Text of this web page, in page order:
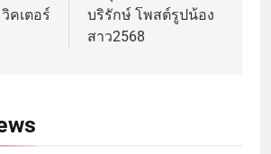
คเตอร์
บริรักษ์ โพสต์รูปน้อง
สาว2568